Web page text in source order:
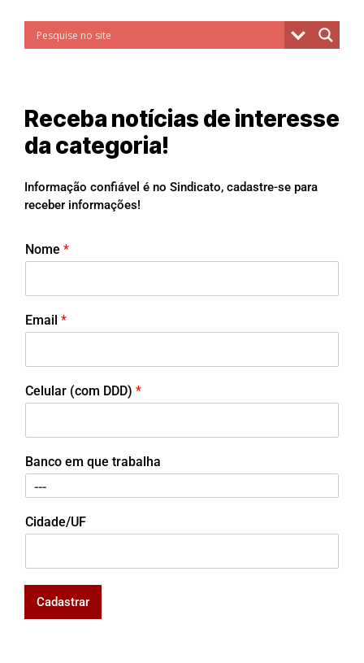
Receba notícias de interesse
da categoria!
Informação confiável é no Sindicato, cadastre-se para
receber informações!
Nome *
Email *
Celular (com DDD) *
Banco em que trabalha
Cidade/UF
Cadastrar